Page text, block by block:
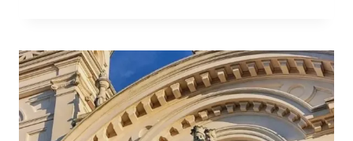
LOS
EMPLEADOS
MUNICIPALES